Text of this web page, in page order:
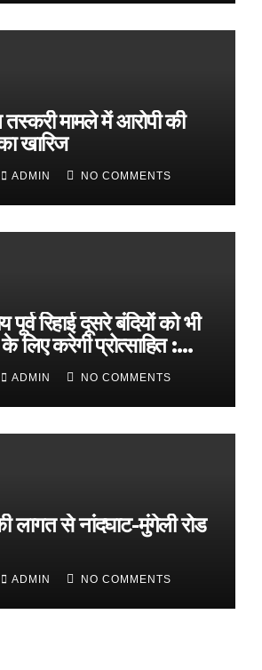
तस्करी मामले में आरोपी की
खारिज
ADMIN NO COMMENTS
रिहाई दूसरे बंदियों को भी
करेगी प्रोत्साहित :
ADMIN NO COMMENTS
लागत से नांदघाट-मुंगेली रोड
ADMIN NO COMMENTS